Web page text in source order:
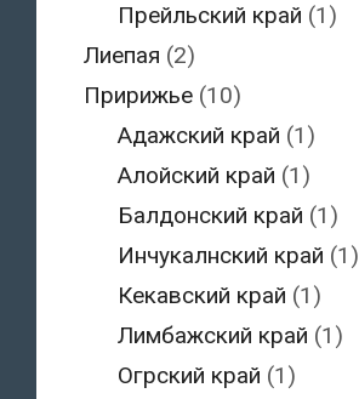
Прейльский край (1)
Лиепая (2)
Пририжье(10)
Адажский край (1)
Алойский край (1)
Балдонский край (1)
Инчукалнский край (1)
Кекавский край (1)
Лимбажский край (1)
Огрский край (1)